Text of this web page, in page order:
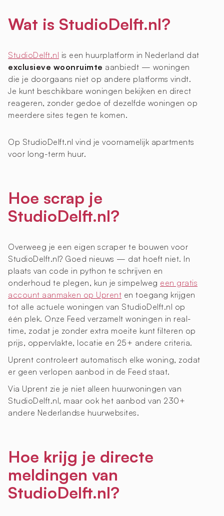
Wat is StudioDelft.nl?
StudioDelft.nl is een huurplatform in Nederland dat
exclusieve woonruimte aanbiedt — woningen
die je doorgaans niet op andere platforms vindt.
Je kunt beschikbare woningen bekijken en direct
reageren, zonder gedoe of dezelfde woningen op
meerdere sites tegen te komen.
Op StudioDelft.nl vind je voornamelijk apartments
voor long-term huur.
Hoe scrap je
StudioDelft.nl?
Overweeg je een eigen scraper te bouwen voor
StudioDelft.nl? Goed nieuws — dat hoeft niet. In
plaats van code in python te schrijven en
onderhoud te plegen, kun je simpelweg een gratis
account aanmaken op Uprent en toegang krijgen
tot alle actuele woningen van StudioDelft.nl op
één plek. Onze Feed verzamelt woningen in real-
time, zodat je zonder extra moeite kunt filteren op
prijs, oppervlakte, locatie en 25+ andere criteria.
Uprent controleert automatisch elke woning, zodat
er geen verlopen aanbod in de Feed staat.
Via Uprent zie je niet alleen huurwoningen van
StudioDelft.nl, maar ook het aanbod van 230+
andere Nederlandse huurwebsites.
Hoe krijg je directe
meldingen van
StudioDelft.nl?